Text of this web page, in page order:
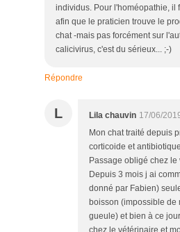
individus. Pour l'homéopathie, il
afin que le praticien trouve le
chat -mais pas forcément sur
calicivirus, c'est du sérieux... ;-)
Répondre
L Lila chauvin 17/06/
Mon chat traité depuis
corticoide et
Passage obligé chez
Depuis 3 mois j ai
donné par Fabien)
boisson (impossible de
gueule) et bien à ce
chez le vétérinaire et